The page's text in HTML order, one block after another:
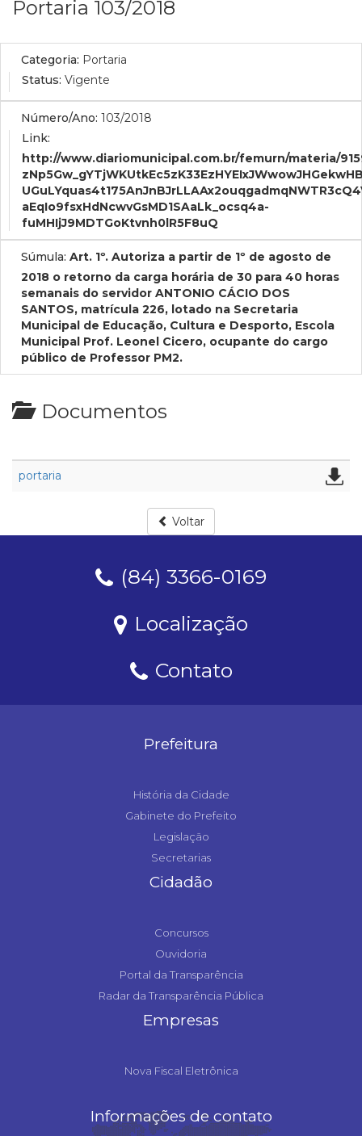
Portaria 103/2018
Categoria: Portaria
Status: Vigente
Número/Ano: 103/2018
Link:
http://www.diariomunicipal.com.br/femurn/materia/
aEqIo9fsxHdNcwvGsMD1SAaLk_ocsq4a-
fuMHIjJ9MDTGoKtvnh0lR5F8uQ
Súmula: Art. 1º. Autoriza a partir de 1º de agosto de
2018 o retorno da carga horária de 30 para 40 horas
semanais do servidor ANTONIO CÁCIO DOS
SANTOS, matrícula 226, lotado na Secretaria
Municipal de Educação, Cultura e Desporto, Escola
Municipal Prof. Leonel Cicero, ocupante do cargo
público de Professor PM2.
Documentos
portaria
Voltar
(84) 3366-0169
Localização
Contato
Prefeitura
História da Cidade
Gabinete do Prefeito
Legislação
Secretarias
Cidadão
Concursos
Ouvidoria
Portal da Transparência
Radar da Transparência Pública
Empresas
Nova Fiscal Eletrônica
Informações de contato